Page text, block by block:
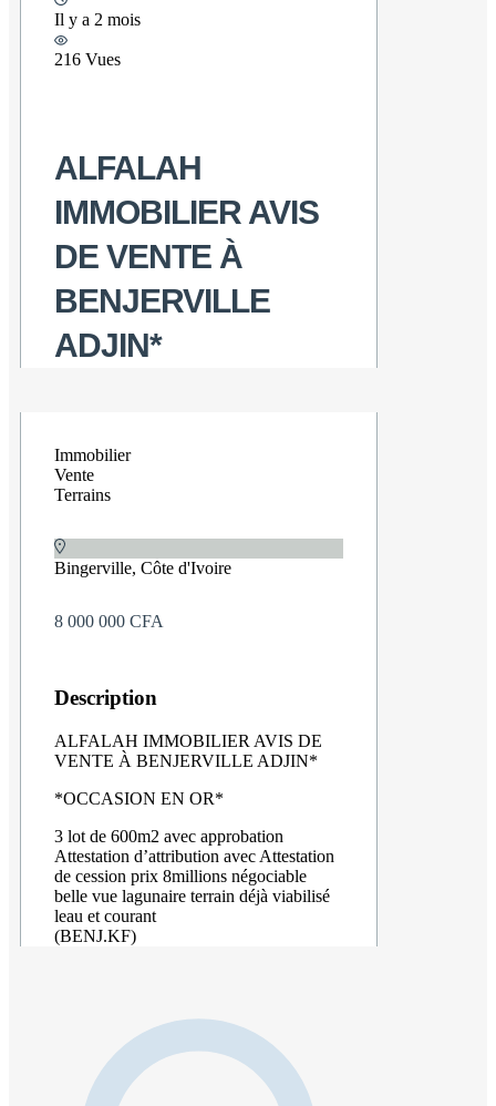
Il y a 2 mois
216 Vues
ALFALAH
IMMOBILIER AVIS
DE VENTE À
BENJERVILLE
ADJIN*
Immobilier
Vente
Terrains
Bingerville, Côte d'Ivoire
8 000 000 CFA
Description
ALFALAH IMMOBILIER AVIS DE
VENTE À BENJERVILLE ADJIN*
*OCCASION EN OR*
3 lot de 600m2 avec approbation
Attestation d’attribution avec Attestation
de cession prix 8millions négociable
belle vue lagunaire terrain déjà viabilisé
leau et courant
(BENJ.KF)